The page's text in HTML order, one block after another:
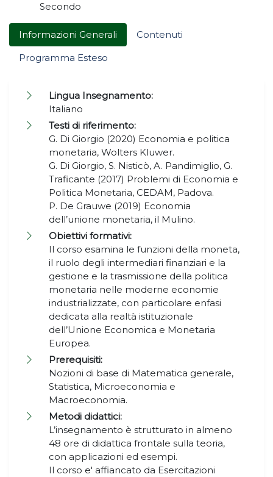
Informazioni Generali
Contenuti
Programma Esteso
Lingua Insegnamento:
Italiano
Testi di riferimento:
G. Di Giorgio (2020) Economia e politica
monetaria, Wolters Kluwer.
G. Di Giorgio, S. Nisticò, A. Pandimiglio, G.
Traficante (2017) Problemi di Economia e
Politica Monetaria, CEDAM, Padova.
P. De Grauwe (2019) Economia
dell’unione monetaria, il Mulino.
Obiettivi formativi:
Il corso esamina le funzioni della moneta,
il ruolo degli intermediari finanziari e la
gestione e la trasmissione della politica
monetaria nelle moderne economie
industrializzate, con particolare enfasi
dedicata alla realtà istituzionale
dell’Unione Economica e Monetaria
Europea.
Prerequisiti:
Nozioni di base di Matematica generale,
Statistica, Microeconomia e
Macroeconomia.
Metodi didattici:
L’insegnamento è strutturato in almeno
48 ore di didattica frontale sulla teoria,
con applicazioni ed esempi.
Il corso e' affiancato da Esercitazioni
Secondo